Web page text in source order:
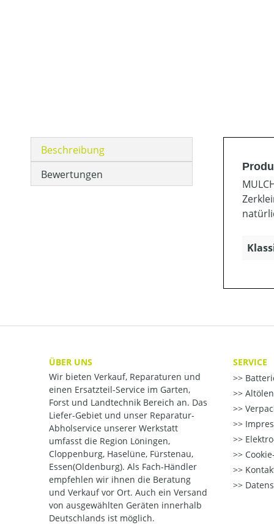
Beschreibung
Bewertungen
ÜBER UNS
Wir bieten Verkauf, Reparaturen und
einen Ersatzteil-Service im Garten,
Forst und Landtechnik Bereich an. Das
Liefer-Gebiet und unser Reparatur-
Abholservice unserer Werkstatt
umfasst die Region Löningen,
Cloppenburg, Haselüne, Fürstenau,
Essen(Oldenburg). Als Fach-Händler
empfehlen wir ihnen die Beratung
und Verkauf vor Ort. Auch ein Versand
von ausgewählten Geräten innerhalb
Deutschlands ist möglich.
SERVICE